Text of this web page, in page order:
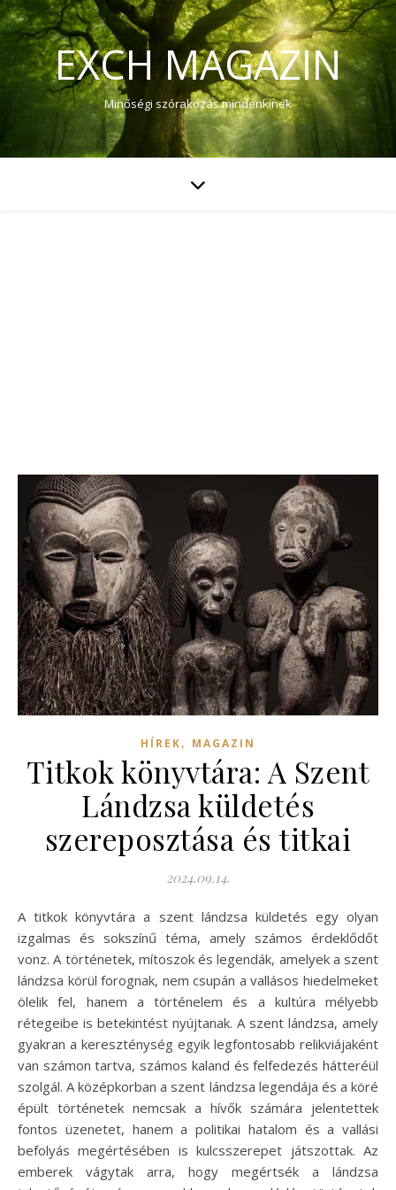
EXCH MAGAZIN
Minőségi szórakozás mindenkinek
HÍREK, MAGAZIN
Titkok könyvtára: A Szent
Lándzsa küldetés
szereposztása és titkai
2024.09.14.
A titkok könyvtára a szent lándzsa küldetés egy olyan
izgalmas és sokszínű téma, amely számos érdeklődőt
vonz. A történetek, mítoszok és legendák, amelyek a szent
lándzsa körül forognak, nem csupán a vallásos hiedelmeket
ölelik fel, hanem a történelem és a kultúra mélyebb
rétegeibe is betekintést nyújtanak. A szent lándzsa, amely
gyakran a kereszténység egyik legfontosabb relikviájaként
van számon tartva, számos kaland és felfedezés hátteréül
szolgál. A középkorban a szent lándzsa legendája és a köré
épült történetek nemcsak a hívők számára jelentettek
fontos üzenetet, hanem a politikai hatalom és a vallási
befolyás megértésében is kulcsszerepet játszottak. Az
emberek vágytak arra, hogy megértsék a lándzsa